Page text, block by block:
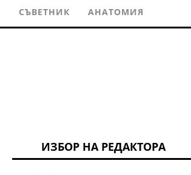
СЪВЕТНИК АНАТОМИЯ
ИЗБОР НА РЕДАКТОРА